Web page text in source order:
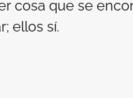
cosa que se
ellos sí.